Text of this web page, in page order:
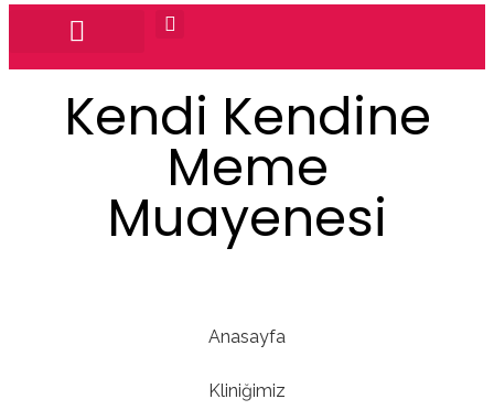
Kendi Kendine
Meme
Muayenesi
Anasayfa
Kliniğimiz